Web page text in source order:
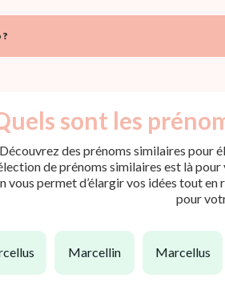
sont les
des prénoms similaires pour
de prénoms similaires est là
vous permet d’élargir vos idées tout
pour
marcellin marcellus